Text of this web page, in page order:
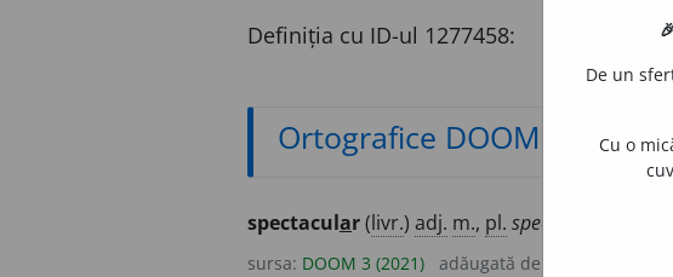
Definiția cu ID-ul 1277458:
Ortografice DOOM
spectacular(livr.) adj. m., pl. spectacul
sursa: DOOM 3 (2021) adăugată de
De un
Cu o